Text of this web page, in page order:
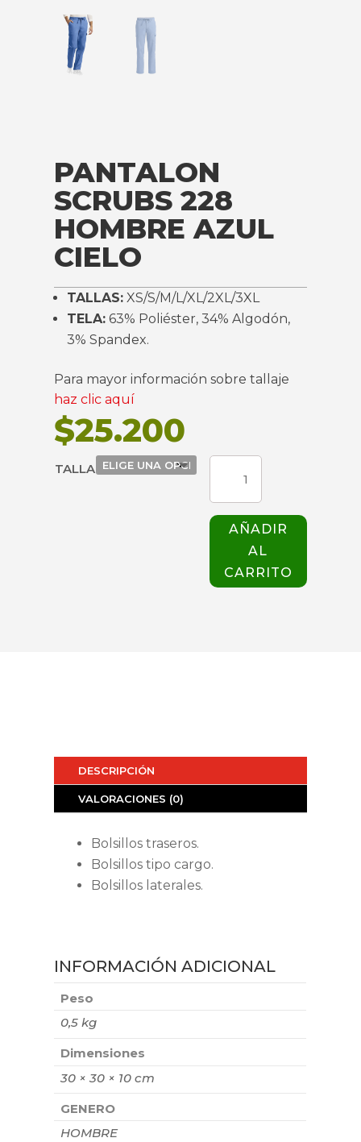
PANTALON
SCRUBS 228
HOMBRE AZUL
CIELO
TALLAS: XS/S/M/L/XL/2XL/3XL
TELA: 63% Poliéster, 34% Algodón,
3% Spandex.
Para mayor información sobre tallaje
haz clic aquí
$25.200
TALLA
228
HOMBRE
cantidad
AÑADIR
AL
CARRITO
DESCRIPCIÓN
VALORACIONES (0)
Bolsillos traseros.
Bolsillos tipo cargo.
Bolsillos laterales.
INFORMACIÓN ADICIONAL
Peso
0,5 kg
Dimensiones
30 × 30 × 10 cm
GENERO
HOMBRE